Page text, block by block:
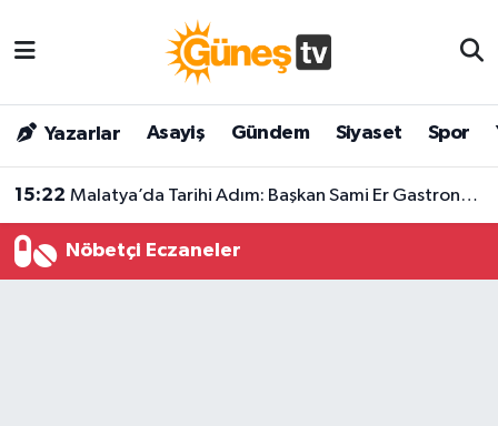
Yazarlar Asayiş Gündem Siyaset Spor
15:22 Malatya’da Tarihi Adım: Başkan Sami Er Gastronomi Sokağı’nda Dev Projeyi Açıkladı!
Nöbetçi Eczaneler
Bilim & Teknoloji
Dünya
Eğitim
Malatya Nöbetçi Eczaneler
Malatya Hava Durumu
Malatya Namaz Vakitleri
Malatya Trafik Yoğunluk Haritası